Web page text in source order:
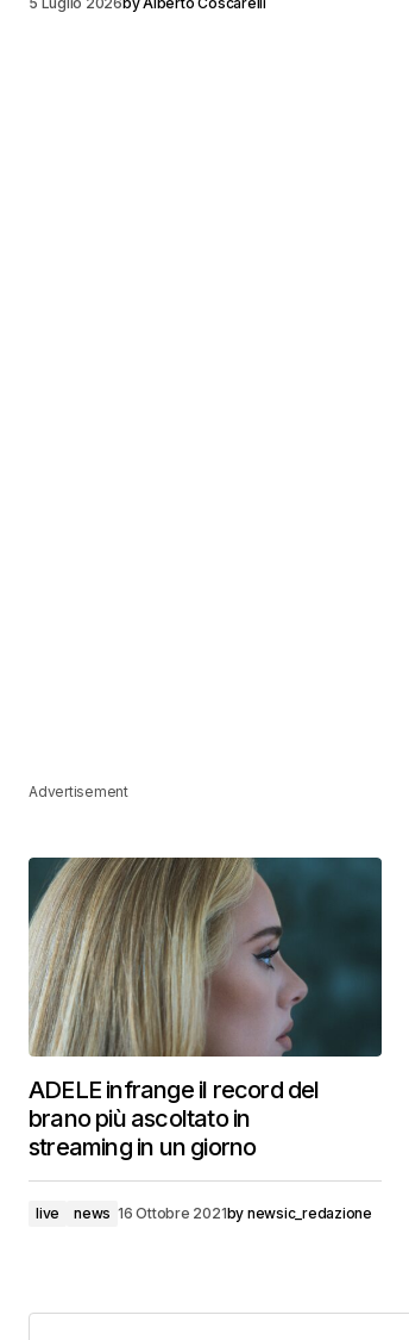
Advertisement
ADELE infrange il record del
brano più ascoltato in
streaming in un giorno
live news 16 Ottobre 2021by newsic_redazione